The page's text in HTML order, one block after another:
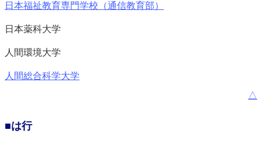
日本福祉教育専門学校（通信教育部）
日本薬科大学
人間環境大学
人間総合科学大学
△
■は行